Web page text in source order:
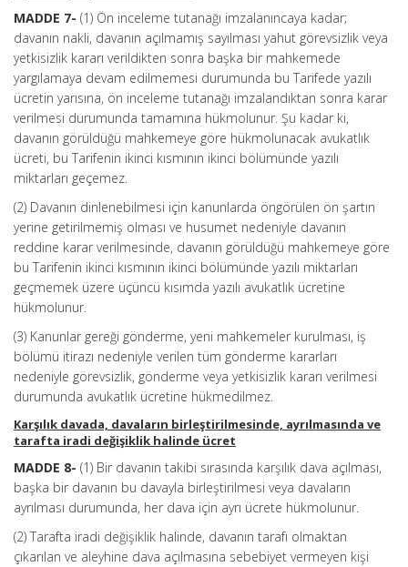
MADDE 7- (1) Ön inceleme tutanağı imzalanıncaya kadar;
davanın nakli, davanın açılmamış sayılması yahut görevsizlik veya
yetkisizlik kararı verildikten sonra başka bir mahkemede
yargılamaya devam edilmemesi durumunda bu Tarifede yazılı
ücretin yarısına, ön inceleme tutanağı imzalandıktan sonra karar
verilmesi durumunda tamamına hükmolunur. Şu kadar ki,
davanın görüldüğü mahkemeye göre hükmolunacak avukatlık
ücreti, bu Tarifenin ikinci kısmının ikinci bölümünde yazılı
miktarları geçemez.
(2) Davanın dinlenebilmesi için kanunlarda öngörülen ön şartın
yerine getirilmemiş olması ve husumet nedeniyle davanın
reddine karar verilmesinde, davanın görüldüğü mahkemeye göre
bu Tarifenin ikinci kısmının ikinci bölümünde yazılı miktarları
geçmemek üzere üçüncü kısımda yazılı avukatlık ücretine
hükmolunur.
(3) Kanunlar gereği gönderme, yeni mahkemeler kurulması, iş
bölümü itirazı nedeniyle verilen tüm gönderme kararları
nedeniyle görevsizlik, gönderme veya yetkisizlik kararı verilmesi
durumunda avukatlık ücretine hükmedilmez.
Karşılık davada, davaların birleştirilmesinde, ayrılmasında ve
tarafta iradi değişiklik halinde ücret
MADDE 8- (1) Bir davanın takibi sırasında karşılık dava açılması,
başka bir davanın bu davayla birleştirilmesi veya davaların
ayrılması durumunda, her dava için ayrı ücrete hükmolunur.
(2) Tarafta iradi değişiklik halinde, davanın tarafı olmaktan
çıkarılan ve aleyhine dava açılmasına sebebiyet vermeyen kişi